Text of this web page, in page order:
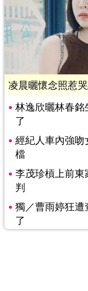
凌晨曬懷念照惹
林逸欣曬林春
了
經紀人車內強吻
檔
李茂珍槓上前
判
獨／曹雨婷狂遭
了